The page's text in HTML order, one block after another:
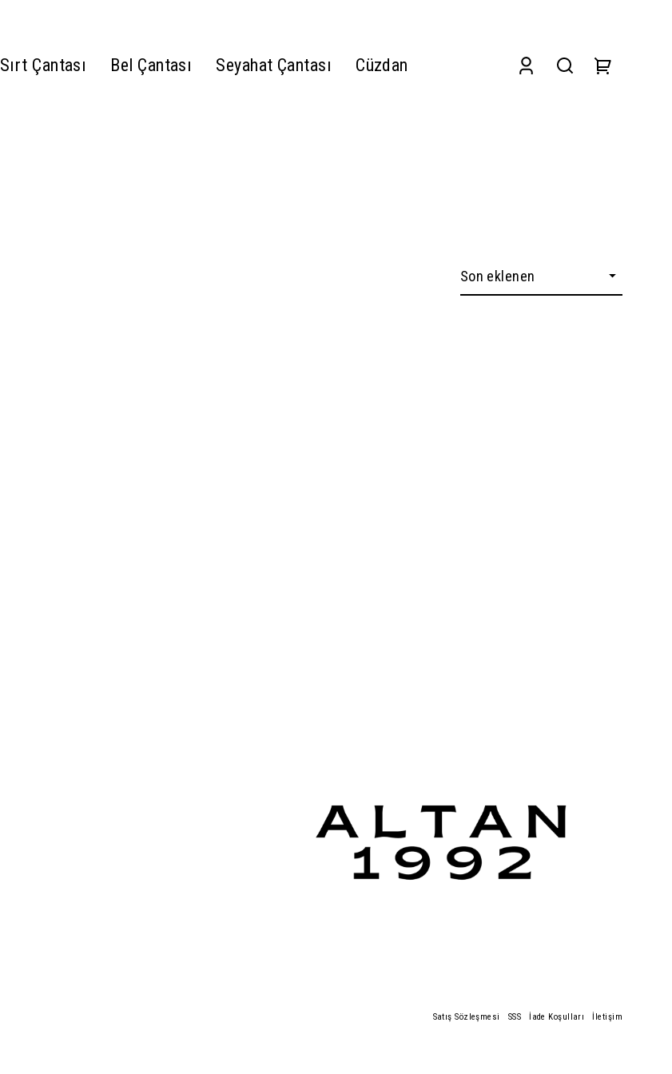
Sırt Çantası Bel Çantası Seyahat Çantası Cüzdan
Satış Sözleşmesi SSS İade Koşulları İletişim